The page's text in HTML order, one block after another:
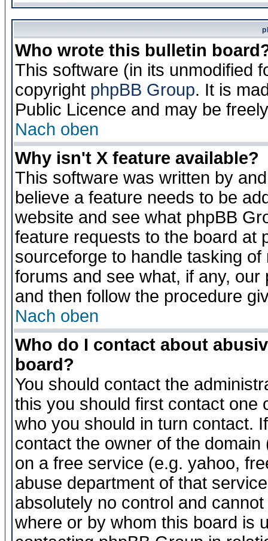
Who wrote this bulletin
This software (in its unmodified
copyright phpBB Group. It is
Public Licence and may be
Nach oben
Why isn't X feature available?
This software was written by
believe a feature needs to be
website and see what phpBB
feature requests to the board at
sourceforge to handle tasking
forums and see what, if any,
and then follow the procedure
Nach oben
Who do I contact about
board?
You should contact the
this you should first contact one
who you should in turn contact.
contact the owner of the
on a free service (e.g. yahoo,
abuse department of that
absolutely no control and
where or by whom this board is